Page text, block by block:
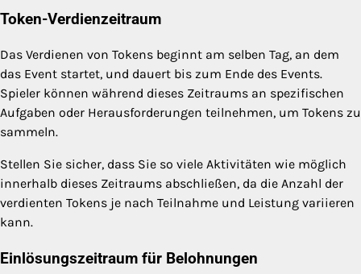
Token-Verdienzeitraum
Das Verdienen von Tokens beginnt am selben Tag, an dem
das Event startet, und dauert bis zum Ende des Events.
Spieler können während dieses Zeitraums an spezifischen
Aufgaben oder Herausforderungen teilnehmen, um Tokens zu
sammeln.
Stellen Sie sicher, dass Sie so viele Aktivitäten wie möglich
innerhalb dieses Zeitraums abschließen, da die Anzahl der
verdienten Tokens je nach Teilnahme und Leistung variieren
kann.
Einlösungszeitraum für Belohnungen